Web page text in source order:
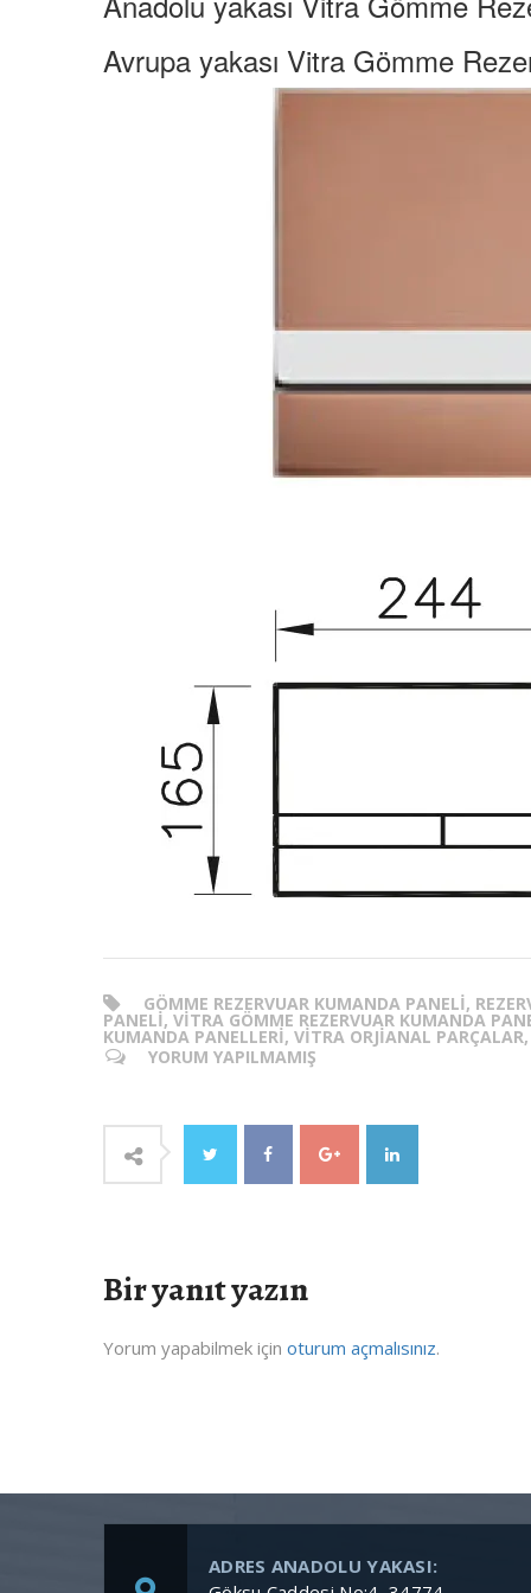
Avrupa yakası Vitra Gömme
GÖMME REZERVUAR KUMANDA PANELI,
PANELI, VITRA GÖMME REZERVUAR KUMANDA
KUMANDA PANELLERI, VITRA ORJIANAL
YORUM YAPILMAMIŞ
Bir yanıt yazın
Yorum yapabilmek için oturum açmalısınız.
ADRES ANADOLU YAKASI: